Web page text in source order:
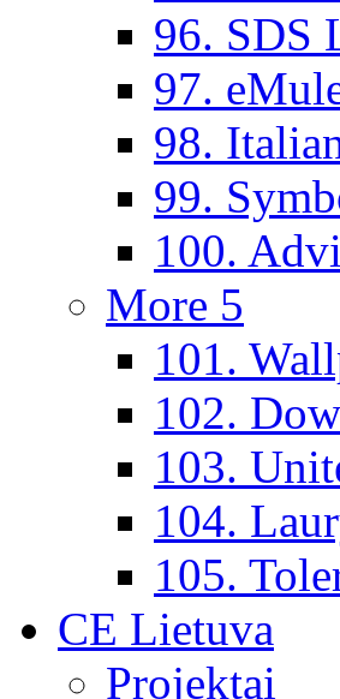
96. SDS
97.
98.
99.
100.
More 5
101.
102.
103.
104.
105.
CE Lietuva
Projektai